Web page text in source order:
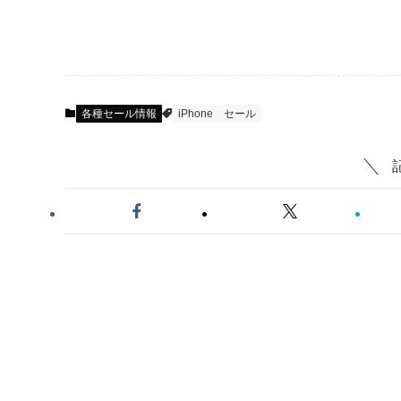
各種セール情報 iPhone セール